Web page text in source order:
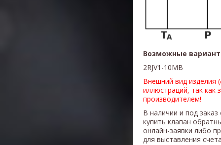
Возможные
2RJV1-10MB
Внешний вид изделия
иллюстраций, так как
производителем!
В наличии и под
купить клапан
онлайн-заявки либо
для выставления